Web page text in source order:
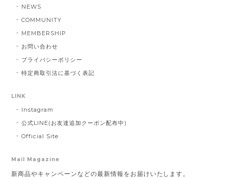
NEWS
COMMUNITY
MEMBERSHIP
お問い合わせ
プライバシーポリシー
特定商取引法に基づく表記
LINK
Instagram
公式LINE(お友達追加クーポン配布中)
Official Site
Mail Magazine
新商品やキャンペーンなどの最新情報をお届けいたします。